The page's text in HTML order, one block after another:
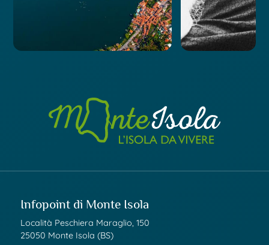
Infopoint di Monte Isola
Località Peschiera Maraglio, 150
25050 Monte Isola (BS)